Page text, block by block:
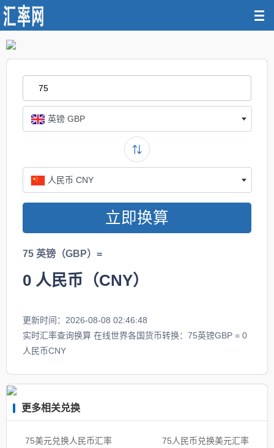
英镑 GBP
人民币 CNY
立即换算
75 英镑（GBP）=
0 人民币（CNY）
更新时间：2026-08-08 02:46:48
实时汇率查询换算 在线世界各国货币转换：75英镑GBP = 0
人民币CNY
更多相关兑换
75美元兑换人民币汇率 75人民币兑换美元汇率